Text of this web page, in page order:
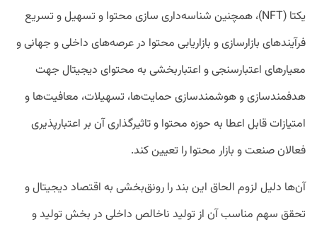
یکتا (NFT)، همچنین شناسه‌داری سازی محتوا و تسهیل و تسریع
فرآیندهای بازارسازی و بازاریابی محتوا در عرصه‌های داخلی و جهانی و
معیارهای اعتبارسنجی و اعتباربخشی به محتوای دیجیتال جهت
هدفمندسازی و هوشمندسازی حمایت‌ها، تسهیلات، معافیت‌ها و
امتیازات قابل اعطا به حوزه محتوا و تاثیرگذاری آن بر اعتبارپذیری
فعالان صنعت و بازار محتوا را تعیین کند.
آن‌ها دلیل لزوم الحاق این بند را رونق‌‌بخشی به اقتصاد دیجیتال و
تحقق سهم مناسب آن از تولید ناخالص داخلی در بخش تولید و